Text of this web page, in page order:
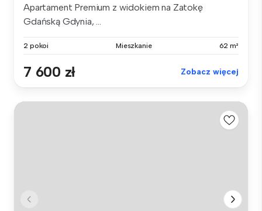
Apartament Premium z widokiem na Zatokę
Gdańską Gdynia, ...
2 pokoi Mieszkanie 62 m²
7 600 zł Zobacz więcej